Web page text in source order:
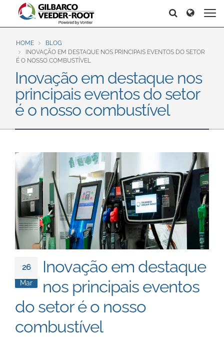
North America
United States
Canada
Español English
Brazil
Mexico
Español
Europe & CIS
English
Dansk
Magyar
Norsk
Română
Pусский
Srpski
Asia Pacific
Australia
中国
South East Asia
Search
Search Search
HOME
BLOG
INOVAÇÃO EM DESTAQUE NOS PRINCIPAIS EVENTOS DO SETOR
É O NOSSO COMBUSTÍVEL
Inovação em destaque nos
principais eventos do setor
é o nosso combustível
26
Mar
Inovação em destaque
nos principais eventos
do setor é o nosso
combustível